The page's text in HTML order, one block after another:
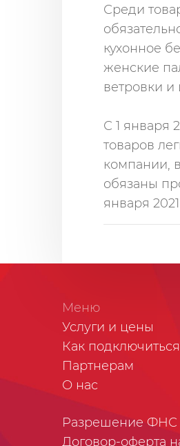
Среди
кухонное
женские
ветровки
С 1 января
товаров
компании,
обязаны
января 2021
Меню
Услуги и цены
Как подключиться
Партнерам
О нас
Разрешение ФНС
Договор-оферта